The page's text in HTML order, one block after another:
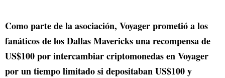
Como parte de la asociación, Voyager prometió a los
fanáticos de los Dallas Mavericks una recompensa de
US$100 por intercambiar criptomonedas en Voyager
por un tiempo limitado si depositaban US$100 y